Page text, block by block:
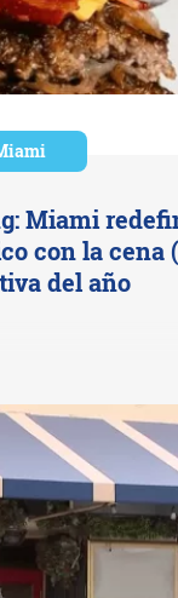
Miami
con la cena
del año